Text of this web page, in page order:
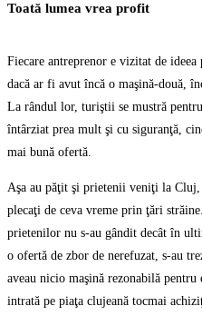
Toată lumea vrea profit
Fiecare antreprenor e vizitat de
dacă ar fi avut încă o maşină-două,
La rândul lor, turiştii se mustră
întârziat prea mult şi cu siguranţă,
mai bună ofertă.
Aşa au păţit şi prietenii veniţi la
plecaţi de ceva vreme prin ţări
prietenilor nu s-au gândit decât în
o ofertă de zbor de nerefuzat, s-au
aveau nicio maşină rezonabilă
intrată pe piaţa clujeană tocmai